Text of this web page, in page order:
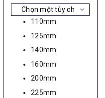
110mm
125mm
140mm
160mm
200mm
225mm